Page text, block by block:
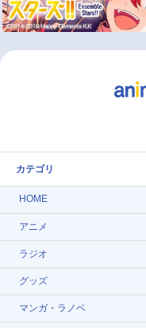
カテゴリ
HOME
アニメ
ラジオ
グッズ
マンガ・ラノベ